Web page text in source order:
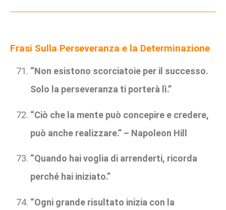
Frasi Sulla Perseveranza e la Determinazione
“Non esistono scorciatoie per il successo.
Solo la perseveranza ti porterà lì.”
“Ciò che la mente può concepire e credere,
può anche realizzare.” – Napoleon Hill
“Quando hai voglia di arrenderti, ricorda
perché hai iniziato.”
“Ogni grande risultato inizia con la